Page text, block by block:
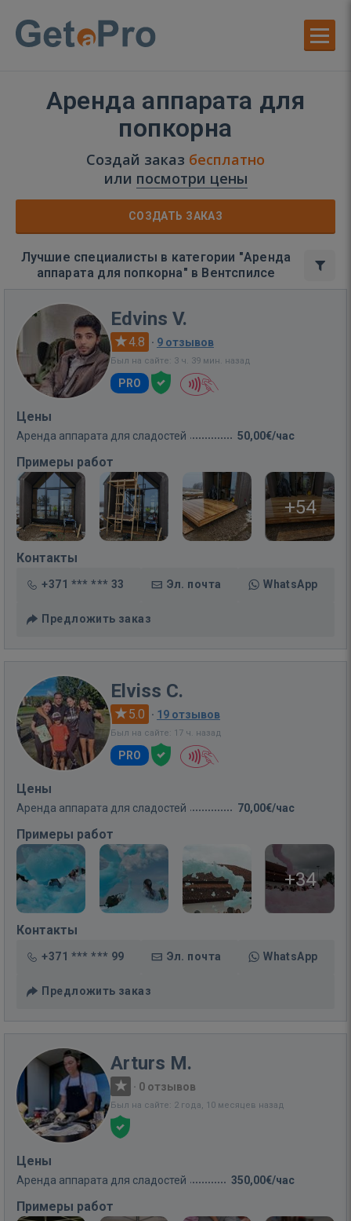
Аренда аппарата для
попкорна
Создай заказ бесплатно
или посмотри цены
СОЗДАТЬ ЗАКАЗ
Лучшие специалисты в категории "Аренда
аппарата для попкорна" в Вентспилсе
Edvins V.
4.8 · 9 отзывов
Был на сайте: 3 ч. 39 мин. назад
PRO
Цены
Аренда аппарата для сладостей 50,00€/час
Примеры работ
+54
Контакты
+371 *** *** 33 Эл. почта WhatsApp
Предложить заказ
Elviss C.
5.0 · 19 отзывов
Был на сайте: 17 ч. назад
PRO
Цены
Аренда аппарата для сладостей 70,00€/час
Примеры работ
+34
Контакты
+371 *** *** 99 Эл. почта WhatsApp
Предложить заказ
Arturs M.
· 0 отзывов
Был на сайте: 2 года, 10 месяцев назад
Цены
Аренда аппарата для сладостей 350,00€/час
Примеры работ